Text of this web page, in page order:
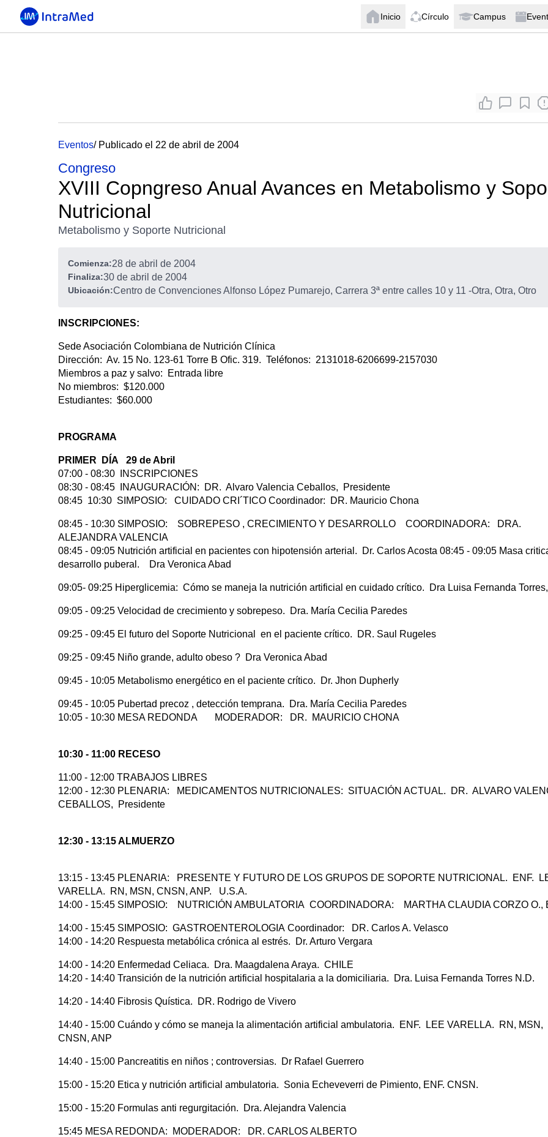
Inicio Círculo Campus
Eventos/ Publicado el 22 de abril de 2004
Congreso
XVIII Copngreso Anual Avances en Metabolismo y
Nutricional
Metabolismo y Soporte Nutricional
Comienza:28 de abril de 2004
Finaliza:30 de abril de 2004
Ubicación:Centro de Convenciones Alfonso López Pumarejo, Carrera 3ª entre calles 10 y 11 -Otra, Otra, Otro
INSCRIPCIONES:
Sede Asociación Colombiana de Nutrición Clínica
Dirección: Av. 15 No. 123-61 Torre B Ofic. 319. Teléfonos: 2131018-6206699-2157030
Miembros a paz y salvo: Entrada libre
No miembros: $120.000
Estudiantes: $60.000
PROGRAMA
PRIMER DÍA 29 de Abril
07:00 - 08:30 INSCRIPCIONES
08:30 - 08:45 INAUGURACIÓN: DR. Alvaro Valencia Ceballos, Presidente
08:45 10:30 SIMPOSIO: CUIDADO CRI´TICO Coordinador: DR. Mauricio Chona
08:45 - 10:30 SIMPOSIO: SOBREPESO , CRECIMIENTO Y DESARROLLO COORDINADORA: DRA.
ALEJANDRA VALENCIA
08:45 - 09:05 Nutrición artificial en pacientes con hipotensión arterial. Dr. Carlos Acosta 08:45 - 09:05 Masa
desarrollo puberal. Dra Veronica Abad
09:05- 09:25 Hiperglicemia: Cómo se maneja la nutrición artificial en cuidado crítico. Dra Luisa Fernanda
09:05 - 09:25 Velocidad de crecimiento y sobrepeso. Dra. María Cecilia Paredes
09:25 - 09:45 El futuro del Soporte Nutricional en el paciente crítico. DR. Saul Rugeles
09:25 - 09:45 Niño grande, adulto obeso ? Dra Veronica Abad
09:45 - 10:05 Metabolismo energético en el paciente crítico. Dr. Jhon Dupherly
09:45 - 10:05 Pubertad precoz , detección temprana. Dra. María Cecilia Paredes
10:05 - 10:30 MESA REDONDA MODERADOR: DR. MAURICIO CHONA
10:30 - 11:00 RECESO
11:00 - 12:00 TRABAJOS LIBRES
12:00 - 12:30 PLENARIA: MEDICAMENTOS NUTRICIONALES: SITUACIÓN ACTUAL. DR. ALVARO
CEBALLOS, Presidente
12:30 - 13:15 ALMUERZO
13:15 - 13:45 PLENARIA: PRESENTE Y FUTURO DE LOS GRUPOS DE SOPORTE NUTRICIONAL. ENF.
VARELLA. RN, MSN, CNSN, ANP. U.S.A.
14:00 - 15:45 SIMPOSIO: NUTRICIÓN AMBULATORIA COORDINADORA: MARTHA CLAUDIA CORZO O.,
14:00 - 15:45 SIMPOSIO: GASTROENTEROLOGIA Coordinador: DR. Carlos A. Velasco
14:00 - 14:20 Respuesta metabólica crónica al estrés. Dr. Arturo Vergara
14:00 - 14:20 Enfermedad Celiaca. Dra. Maagdalena Araya. CHILE
14:20 - 14:40 Transición de la nutrición artificial hospitalaria a la domiciliaria. Dra. Luisa Fernanda Torres N.D.
14:20 - 14:40 Fibrosis Quística. DR. Rodrigo de Vivero
14:40 - 15:00 Cuándo y cómo se maneja la alimentación artificial ambulatoria. ENF. LEE VARELLA. RN, MSN,
CNSN, ANP
14:40 - 15:00 Pancreatitis en niños ; controversias. Dr Rafael Guerrero
15:00 - 15:20 Etica y nutrición artificial ambulatoria. Sonia Echeveverri de Pimiento, ENF. CNSN.
15:00 - 15:20 Formulas anti regurgitación. Dra. Alejandra Valencia
15:45 MESA REDONDA: MODERADOR: DR. CARLOS ALBERTO